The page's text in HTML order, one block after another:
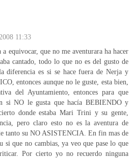
11:33
equivocar, que no me aventurara ha hacer
cantado, todo lo que no es del gusto de
diferencia es si se hace fuera de Nerja y
entonces aunque no le guste, esta bien,
del Ayuntamiento, entonces para que
si NO le gusta que hacía BEBIENDO y
donde estaba Mari Trini y su gente,
pero claro esto no es la aventura de
tanto su NO ASISTENCIA. En fin mas de
si que no cambias, ya veo que pase lo que
Por cierto yo no recuerdo ninguna